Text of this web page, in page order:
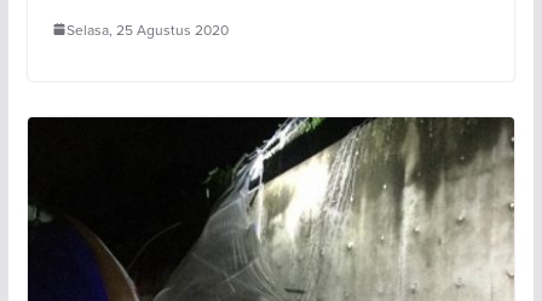
Selasa, 25 Agustus 2020